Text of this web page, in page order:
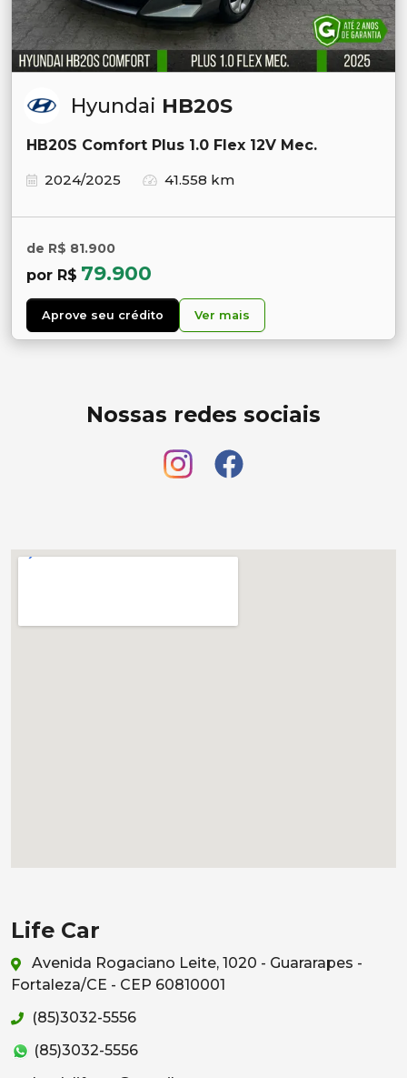
Hyundai HB20S
HB20S Comfort Plus 1.0 Flex 12V Mec.
2024/2025
41.558 km
de R$ 81.900
por R$ 79.900
Aprove seu crédito Ver mais
Nossas redes sociais
Life Car
Avenida Rogaciano Leite, 1020 - Guararapes -
Fortaleza/CE - CEP 60810001
(85)3032-5556
(85)3032-5556